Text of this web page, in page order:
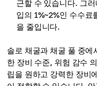
근할 수 있습니다. 그
입의 1%~2%인 수수
을 줄입니다.
솔로 채굴과 채굴 풀 중
한 장비 수준, 위험 감수
립을 원하고 강력한 장비